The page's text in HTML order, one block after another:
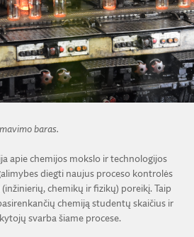
baras.
apie chemijos mokslo ir technologijos
diegti naujus proceso kontrolės
chemikų ir fizikų) poreikį. Taip
chemiją studentų skaičius ir
svarba šiame procese.